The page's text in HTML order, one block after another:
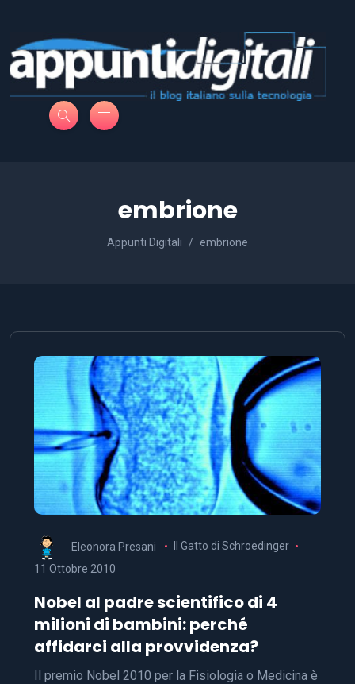
embrione
Appunti Digitali embrione
Eleonora Presani
Il Gatto di Schroedinger
11 Ottobre 2010
Nobel al padre scientifico di 4
milioni di bambini: perché
affidarci alla provvidenza?
Il premio Nobel 2010 per la Fisiologia o Medicina è